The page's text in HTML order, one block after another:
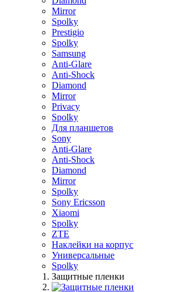
Mirror
Spolky
Prestigio
Spolky
Samsung
Anti-Glare
Anti-Shock
Diamond
Mirror
Privacy
Spolky
Для планшетов
Sony
Anti-Glare
Anti-Shock
Diamond
Mirror
Spolky
Sony Ericsson
Xiaomi
Spolky
ZTE
Наклейки на корпус
Универсальные
Spolky
Защитные пленки